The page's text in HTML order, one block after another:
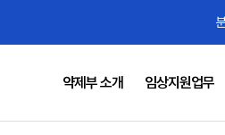
약제부 소개 임상지원업무